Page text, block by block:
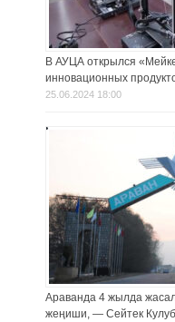
В АУЦА открылся
инновационных
25.06.2024 18:00
Араванда 4 жылда
жеңиши, — Сейтек